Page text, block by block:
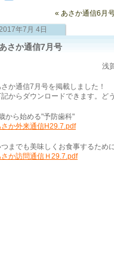
« あさか通信6月
年7月 4日
あさか通信7月号
浅
か通信7月号を掲載しました！
からダウンロードできます。ど
から始める"予防歯科"
か外来通信H29.7.pdf
つまでも美味しくお食事するため
か訪問通信Ｈ29.7.pdf